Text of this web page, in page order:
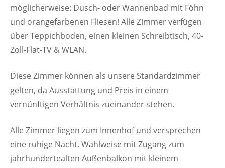
möglicherweise: Dusch- oder Wannenbad mit Föhn
und orangefarbenen Fliesen! Alle Zimmer verfügen
über Teppichboden, einen kleinen Schreibtisch, 40-
Zoll-Flat-TV & WLAN.
Diese Zimmer können als unsere Standardzimmer
gelten, da Ausstattung und Preis in einem
vernünftigen Verhältnis zueinander stehen.
Alle Zimmer liegen zum Innenhof und versprechen
eine ruhige Nacht. Wahlweise mit Zugang zum
jahrhundertealten Außenbalkon mit kleinem